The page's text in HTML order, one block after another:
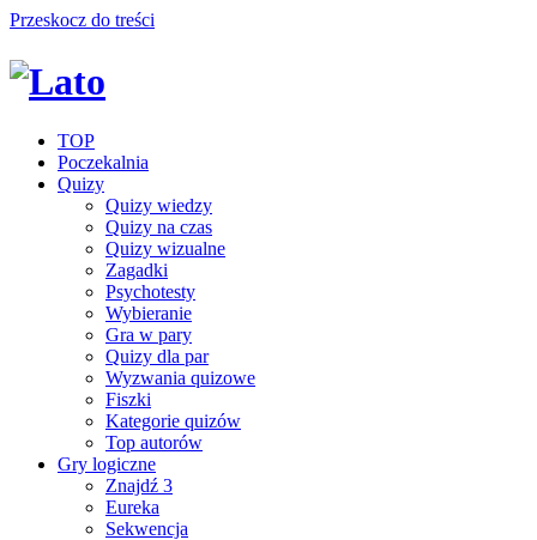
Przeskocz do treści
TOP
Poczekalnia
Quizy
Quizy wiedzy
Quizy na czas
Quizy wizualne
Zagadki
Psychotesty
Wybieranie
Gra w pary
Quizy dla par
Wyzwania quizowe
Fiszki
Kategorie quizów
Top autorów
Gry logiczne
Znajdź 3
Eureka
Sekwencja